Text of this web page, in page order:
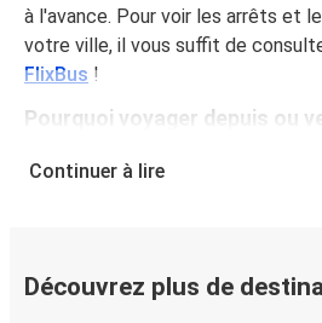
à l'avance. Pour voir les arrêts et
votre ville, il vous suffit de
FlixBus !
Pourquoi voyager depuis ou
confortablement depuis ou vers
l'équipement à bord, notamment
Continuer à lire
Découvrez plus de